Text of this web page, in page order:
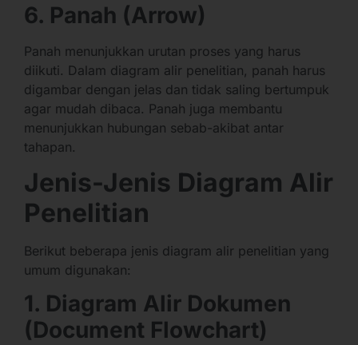
6. Panah (Arrow)
Panah menunjukkan urutan proses yang harus
diikuti. Dalam diagram alir penelitian, panah harus
digambar dengan jelas dan tidak saling bertumpuk
agar mudah dibaca. Panah juga membantu
menunjukkan hubungan sebab-akibat antar
tahapan.
Jenis-Jenis Diagram Alir
Penelitian
Berikut beberapa jenis diagram alir penelitian yang
umum digunakan:
1. Diagram Alir Dokumen
(Document Flowchart)